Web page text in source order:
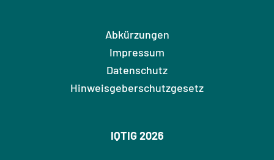
Abkürzungen
Impressum
Datenschutz
Hinweisgeberschutzgesetz
IQTIG 2026